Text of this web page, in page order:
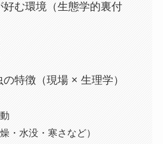
好む環境（生態学的裏付
特徴（現場 × 生理学）
・水没・寒さなど）